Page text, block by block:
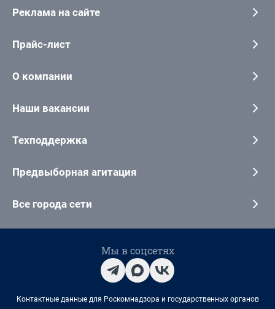
Реклама на сайте
Прайс-лист
О компании
Наши вакансии
Техподдержка
Предвыборная агитация
Все города сети
Мы в соцсетях
Контактные данные для Роскомнадзора и государственных органов